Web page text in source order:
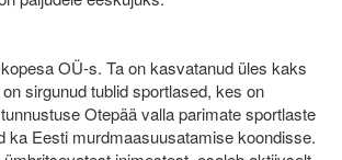
OÜ-s. Ta on kasvatanud üles kaks
sirgunud tublid sportlased, kes on
Otepää valla parimate sportlaste
ka Eesti murdmaasuusatamise koondisse.